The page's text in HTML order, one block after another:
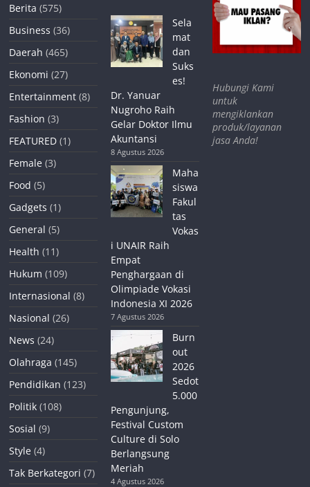
Berita (575)
Business (36)
Daerah (465)
Ekonomi (27)
Entertainment (8)
Fashion (3)
FEATURED (1)
Female (3)
Food (5)
Gadgets (1)
General (5)
Health (11)
Hukum (109)
Internasional (8)
Nasional (26)
News (24)
Olahraga (145)
Pendidikan (123)
Politik (108)
Sosial (9)
Style (4)
Tak Berkategori (7)
Sela
mat
dan
Suks
es!
Dr. Yanuar
Nugroho Raih
Gelar Doktor Ilmu
Akuntansi
8 Agustus 2026
Maha
siswa
Fakul
tas
Vokas
i UNAIR Raih
Empat
Penghargaan di
Olimpiade Vokasi
Indonesia XI 2026
7 Agustus 2026
Burn
out
2026
Sedot
5.000
Pengunjung,
Festival Custom
Culture di Solo
Berlangsung
Meriah
4 Agustus 2026
Hubungi Kami
untuk
mengiklankan
produk/layanan
jasa Anda!